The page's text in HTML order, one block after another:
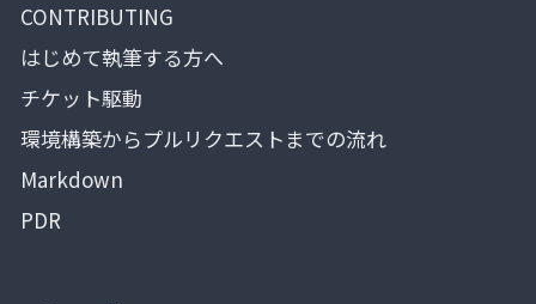
CONTRIBUTING
はじめて執筆する方へ
チケット駆動
環境構築からプルリクエストまでの流れ
Markdown
PDR